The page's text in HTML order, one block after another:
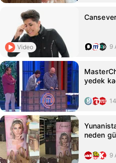
Video 9
yedek
neden
9